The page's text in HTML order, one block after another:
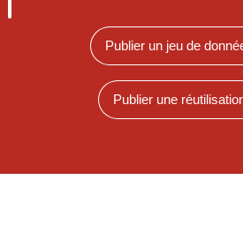
Publier un jeu de
Publier une